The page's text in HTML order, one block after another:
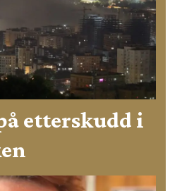
etterskudd i